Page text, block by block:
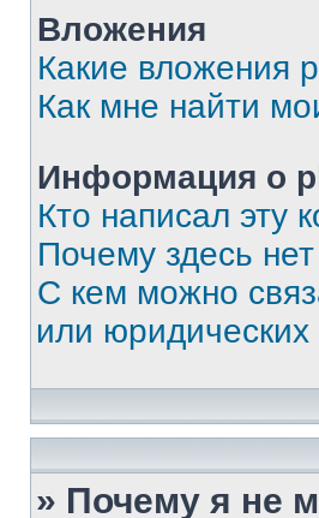
Вложения
Какие вложения
Как мне найти
Информация о
Кто написал эту
Почему здесь
С кем можно
или
» Почему я не